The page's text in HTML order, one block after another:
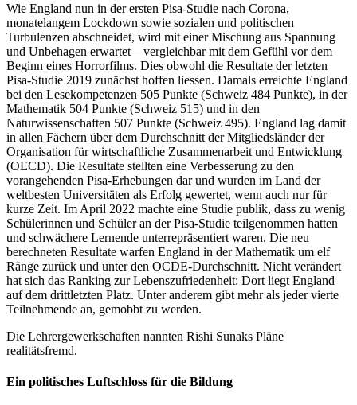
Wie England nun in der ersten Pisa-Studie nach Corona,
monatelangem Lockdown sowie sozialen und politischen
Turbulenzen abschneidet, wird mit einer Mischung aus Spannung
und Unbehagen erwartet – vergleichbar mit dem Gefühl vor dem
Beginn eines Horrorfilms. Dies obwohl die Resultate der letzten
Pisa-Studie 2019 zunächst hoffen liessen. Damals erreichte England
bei den Lesekompetenzen 505 Punkte (Schweiz 484 Punkte), in der
Mathematik 504 Punkte (Schweiz 515) und in den
Naturwissenschaften 507 Punkte (Schweiz 495). England lag damit
in allen Fächern über dem Durchschnitt der Mitgliedsländer der
Organisation für wirtschaftliche Zusammenarbeit und Entwicklung
(OECD). Die Resultate stellten eine Verbesserung zu den
vorangehenden Pisa-Erhebungen dar und wurden im Land der
weltbesten Universitäten als Erfolg gewertet, wenn auch nur für
kurze Zeit. Im April 2022 machte eine Studie publik, dass zu wenig
Schülerinnen und Schüler an der Pisa-Studie teilgenommen hatten
und schwächere Lernende unterrepräsentiert waren. Die neu
berechneten Resultate warfen England in der Mathematik um elf
Ränge zurück und unter den OCDE-Durchschnitt. Nicht verändert
hat sich das Ranking zur Lebenszufriedenheit: Dort liegt England
auf dem drittletzten Platz. Unter anderem gibt mehr als jeder vierte
Teilnehmende an, gemobbt zu werden.
Die Lehrergewerkschaften nannten Rishi Sunaks Pläne
realitätsfremd.
Ein politisches Luftschloss für die Bildung